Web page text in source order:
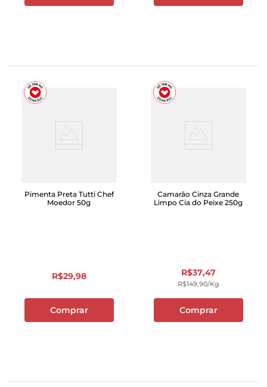
Pimenta Preta Tutti Chef
Moedor 50g
R$29,98
Comprar
Camarão Cinza Grande
Limpo Cia do Peixe 250g
R$37,47
R$149,90/kg
Comprar